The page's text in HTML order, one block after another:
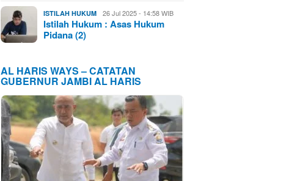
ISTILAH HUKUM 26 Jul 2025 - 14:58 WIB
Istilah Hukum : Asas Hukum
Pidana (2)
AL HARIS WAYS – CATATAN
GUBERNUR JAMBI AL HARIS